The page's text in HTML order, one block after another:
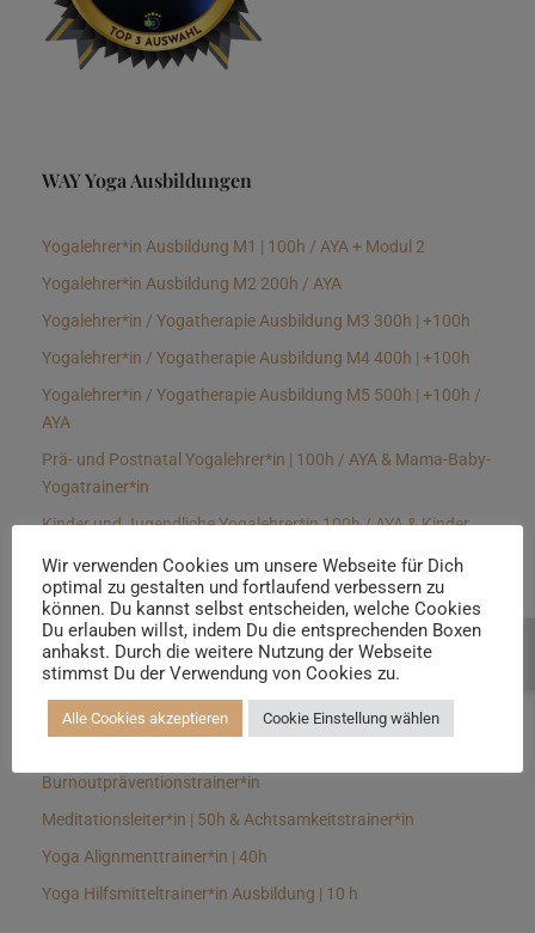
WAY Yoga Ausbildungen
Yogalehrer*in Ausbildung M1 | 100h / AYA + Modul 2
Yogalehrer*in Ausbildung M2 200h / AYA
Yogalehrer*in / Yogatherapie Ausbildung M3 300h | +100h
Yogalehrer*in / Yogatherapie Ausbildung M4 400h | +100h
Yogalehrer*in / Yogatherapie Ausbildung M5 500h | +100h /
AYA
Prä- und Postnatal Yogalehrer*in | 100h / AYA & Mama-Baby-
Yogatrainer*in
Kinder und Jugendliche Yogalehrer*in 100h / AYA & Kinder
Yin Yogalehrer*in | 100 h & Faszientrainer*in
Hormon Yogalehrer*in / Yogatherapeut*in &
Stressmanagementtrainer*in | 70h
Longevitytrainer*in
Burnoutpräventionstrainer*in
Meditationsleiter*in | 50h & Achtsamkeitstrainer*in
Yoga Alignmenttrainer*in | 40h
Yoga Hilfsmitteltrainer*in Ausbildung | 10 h
Wir verwenden Cookies um unsere Webseite für Dich
optimal zu gestalten und fortlaufend verbessern zu
können. Du kannst selbst entscheiden, welche Cookies
Du erlauben willst, indem Du die entsprechenden Boxen
anhakst. Durch die weitere Nutzung der Webseite
stimmst Du der Verwendung von Cookies zu.
Alle Cookies akzeptieren Cookie Einstellung wählen
Beratung buchen